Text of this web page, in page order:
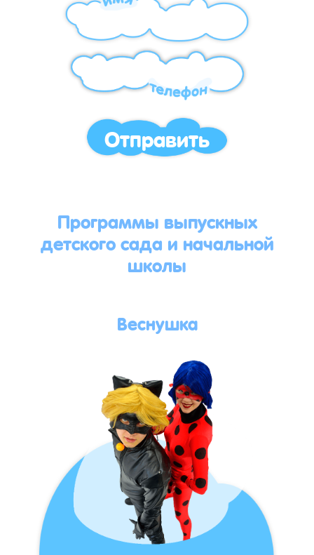
Отправить
Программы выпускных
детского сада и начальной
школы
Веснушка